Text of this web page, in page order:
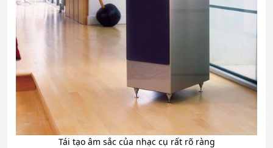
Tái tạo âm sắc của nhạc cụ rất rõ ràng